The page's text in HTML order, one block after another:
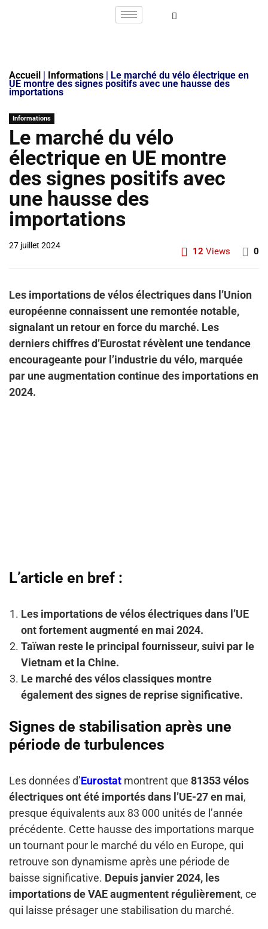
Accueil | Informations | Le marché du vélo électrique en
UE montre des signes positifs avec une hausse des
importations
Informations
Le marché du vélo
électrique en UE montre
des signes positifs avec
une hausse des
importations
27 juillet 2024
12 Views 0
Les importations de vélos électriques dans l’Union
européenne connaissent une remontée notable,
signalant un retour en force du marché. Les
derniers chiffres d’Eurostat révèlent une tendance
encourageante pour l’industrie du vélo, marquée
par une augmentation continue des importations en
2024.
L’article en bref :
Les importations de vélos électriques dans l’UE
ont fortement augmenté en mai 2024.
Taïwan reste le principal fournisseur, suivi par le
Vietnam et la Chine.
Le marché des vélos classiques montre
également des signes de reprise significative.
Signes de stabilisation après une
période de turbulences
Les données d’Eurostat montrent que 81353 vélos
électriques ont été importés dans l’UE-27 en mai,
presque équivalents aux 83 000 unités de l’année
précédente. Cette hausse des importations marque
un tournant pour le marché du vélo en Europe, qui
retrouve son dynamisme après une période de
baisse significative. Depuis janvier 2024, les
importations de VAE augmentent régulièrement, ce
qui laisse présager une stabilisation du marché.